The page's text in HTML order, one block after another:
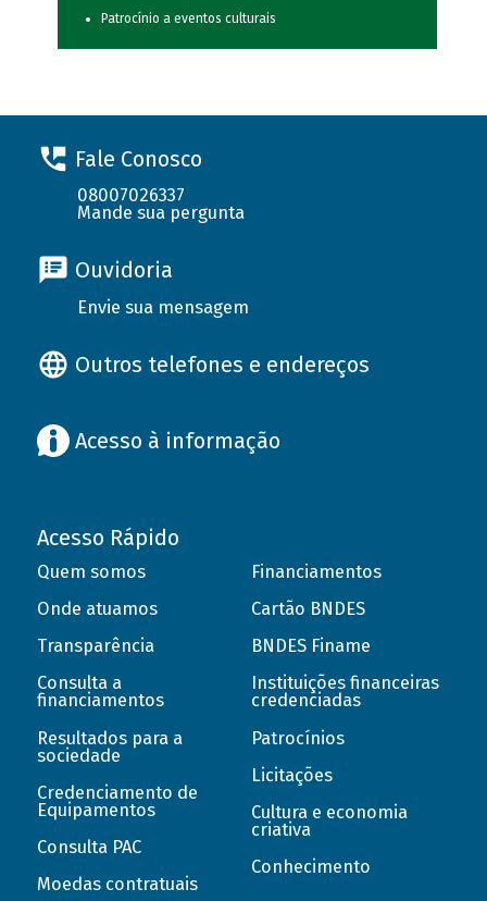
Patrocínio a eventos culturais
Fale Conosco
08007026337
Mande sua pergunta
Ouvidoria
Envie sua mensagem
Outros telefones e endereços
Acesso à informação
Acesso Rápido
Quem somos
Onde atuamos
Transparência
Consulta a
financiamentos
Resultados para a
sociedade
Credenciamento de
Equipamentos
Consulta PAC
Moedas contratuais
Financiamentos
Cartão BNDES
BNDES Finame
Instituições financeiras
credenciadas
Patrocínios
Licitações
Cultura e economia
criativa
Conhecimento